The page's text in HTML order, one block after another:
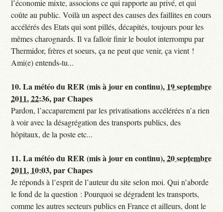
l’économie mixte, associons ce qui rapporte au privé, et qui
coûte au public. Voilà un aspect des causes des faillites en cours
accélérés des Etats qui sont pillés, décapités, toujours pour les
mêmes charognards. Il va falloir finir le boulot interrompu par
Thermidor, frères et soeurs, ça ne peut que venir, ça vient !
Ami(e) entends-tu...
10.La météo du RER (mis à jour en continu), 19 septembre
2011, 22:36,parChapes
Pardon, l’accaparement par les privatisations accélérées n’a rien
à voir avec la désagrégation des transports publics, des
hôpitaux, de la poste etc...
11.La météo du RER (mis à jour en continu),20 septembre
2011, 10:03,parChapes
Je réponds à l’esprit de l’auteur du site selon moi. Qui n’aborde
le fond de la question : Pourquoi se dégradent les transports,
comme les autres secteurs publics en France et ailleurs, dont le